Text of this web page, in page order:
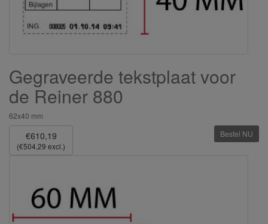
Gegraveerde tekstplaat voor
de Reiner 880
62x40 mm
€610,19
(€504,29 excl.)
Bestel NU